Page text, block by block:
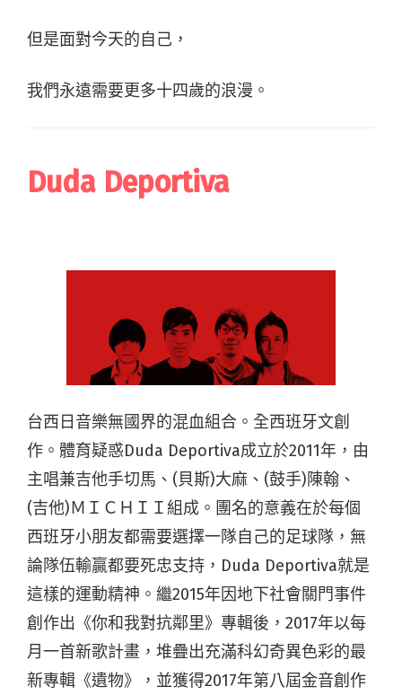
但是面對今天的自己，
我們永遠需要更多十四歲的浪漫。
Duda Deportiva
台西日音樂無國界的混血組合。全西班牙文創
作。體育疑惑Duda Deportiva成立於2011年，由
主唱兼吉他手切馬、(貝斯)大麻、(鼓手)陳翰、
(吉他)ＭＩＣＨＩＩ組成。團名的意義在於每個
西班牙小朋友都需要選擇一隊自己的足球隊，無
論隊伍輸贏都要死忠支持，Duda Deportiva就是
這樣的運動精神。繼2015年因地下社會關門事件
創作出《你和我對抗鄰里》專輯後，2017年以每
月一首新歌計畫，堆疊出充滿科幻奇異色彩的最
新專輯《遺物》，並獲得2017年第八屆金音創作